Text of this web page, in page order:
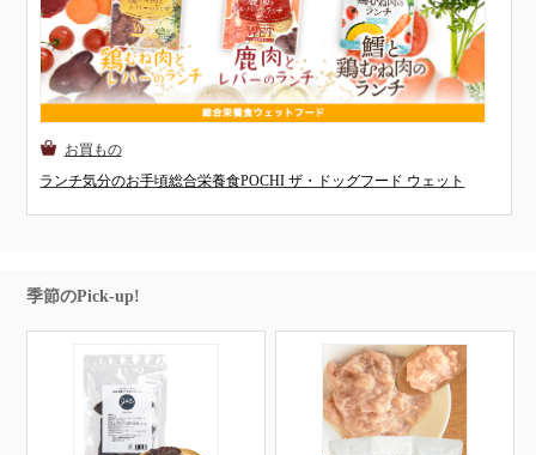
ランチ気分のお手頃総合栄養食POCHI ザ・ドッグフード ウェット
季節のPick-up!